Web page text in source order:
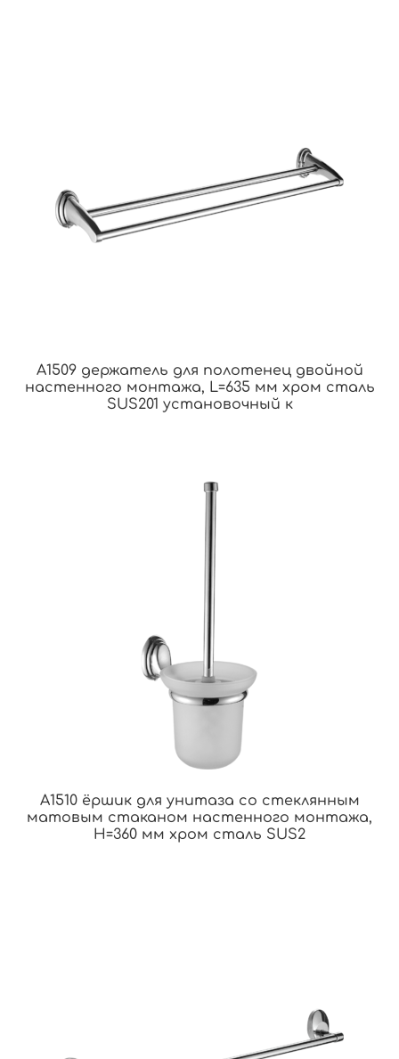
A1509 держатель для полотенец двойной
настенного монтажа, L=635 мм хром сталь
SUS201 установочный к
A1510 ёршик для унитаза со стеклянным
матовым стаканом настенного монтажа,
H=360 мм хром сталь SUS2